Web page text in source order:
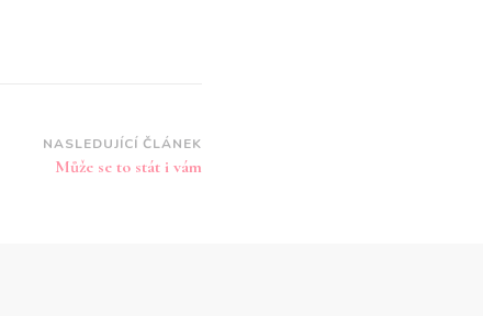
NASLEDUJÍCÍ ČLÁNEK
Může se to stát i vám